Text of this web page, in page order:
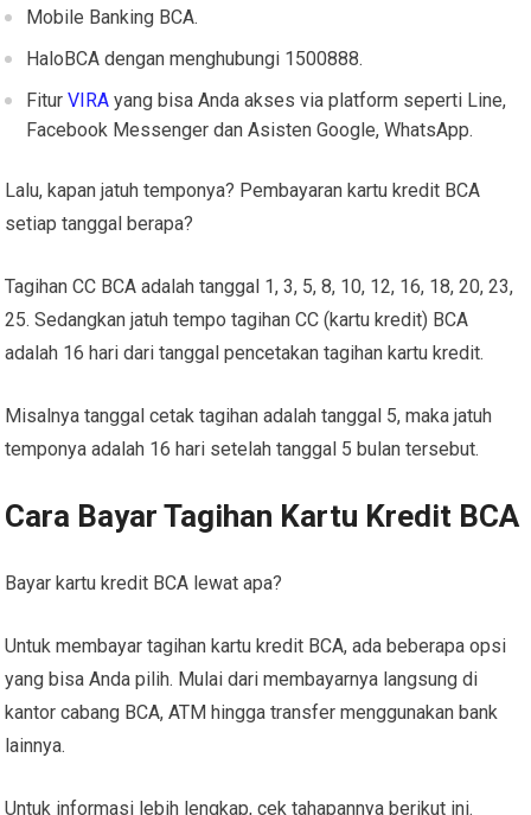
Mobile Banking BCA.
HaloBCA dengan menghubungi 1500888.
FiturVIRA yang bisa Anda akses via platform seperti Line,
Facebook Messenger dan Asisten Google, WhatsApp.
Lalu, kapan jatuh temponya? Pembayaran kartu kredit BCA
setiap tanggalberapa?
Tagihan CC BCA adalah tanggal 1, 3, 5, 8, 10, 12, 16, 18, 20, 23,
25. Sedangkan jatuh tempo tagihan CC (kartu kredit) BCA
adalah 16 hari dari tanggal pencetakan tagihan kartu kredit.
Misalnya tanggal cetak tagihan adalah tanggal 5, maka jatuh
temponya adalah 16 hari setelah tanggal 5 bulan tersebut.
Cara Bayar Tagihan Kartu Kredit BCA
Bayar kartu kredit BCA lewat apa?
Untuk membayar tagihan kartu kredit BCA, ada beberapa opsi
yang bisa Anda pilih. Mulai dari membayarnya langsung di
kantor cabang BCA, ATM hingga transfer menggunakan bank
lainnya.
Untuk informasi lebih lengkap, cek tahapannya berikut ini.